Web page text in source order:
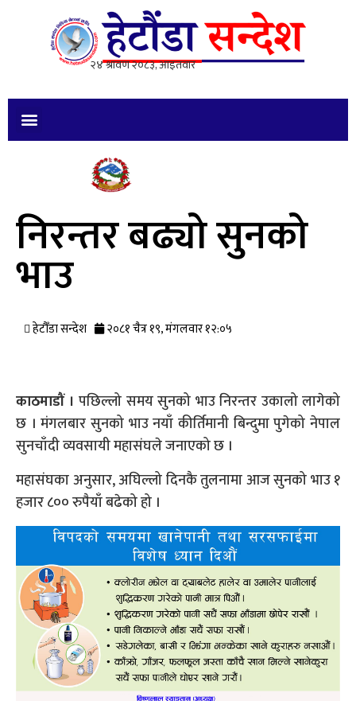
निरन्तर बढ्यो सुनको
भाउ
हेटौँडा सन्देश २०८१ चैत्र १९, मंगलवार १२:०५
काठमाडौं । पछिल्लो समय सुनको भाउ निरन्तर उकालो लागेको
छ । मंगलबार सुनको भाउ नयाँ कीर्तिमानी बिन्दुमा पुगेको नेपाल
सुनचाँदी व्यवसायी महासंघले जनाएको छ ।
महासंघका अनुसार, अघिल्लो दिनकै तुलनामा आज सुनको भाउ १
हजार ८०० रुपैयाँ बढेको हो ।